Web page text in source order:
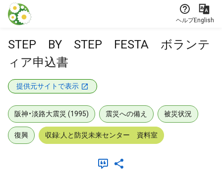
本文に飛ぶ
ヘルプEnglish
STEP BY STEP FESTA ボランテ
ィア申込書
提供元サイトで表示
阪神・淡路大震災 (1995) 震災への備え 被災状況
復興 収録:人と防災未来センター 資料室